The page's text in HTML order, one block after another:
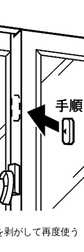
がして再度使う